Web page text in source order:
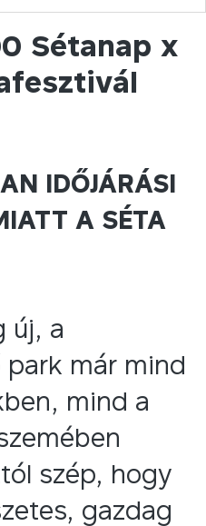
Sétanap x
IDŐJÁRÁSI
A SÉTA
új, a
már mind
mind a
szép, hogy
gazdag